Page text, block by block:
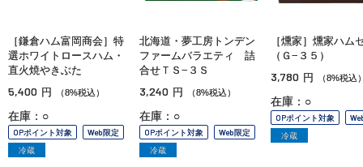
［鎌倉ハム富岡商会］特
選ホワイトロースハム・
直火焼やきぶた
5,400 円 （8%税込）
在庫：○
OPポイント対象
Web限定
冷蔵
北海道・夢工房トンデン
ファームバラエティ 詰
合せＴＳ−３Ｓ
3,240 円 （8%税込）
在庫：○
OPポイント対象
Web限定
冷蔵
［燻家］燻家ハム
（Ｇ−３５）
3,780 円 （8%税込
在庫：○
OPポイント対象
冷蔵